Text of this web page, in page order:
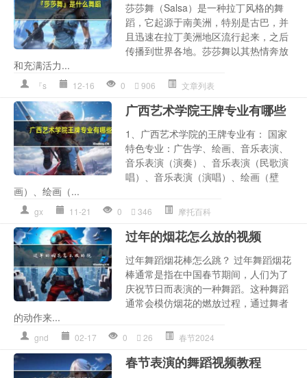
莎莎舞（Salsa）是一种拉丁风格的舞
蹈，它起源于南美洲，特别是古巴，并
且迅速在拉丁美洲地区流行起来，之后
传播到世界各地。莎莎舞以其热情奔放
和充满活力...
『s 12-16 0 906 文章列表
广西艺术学院王牌专业有哪些
1、广西艺术学院的王牌专业有： 国家
特色专业：广告学、绘画、音乐表演、
音乐表演（演奏）、音乐表演（民歌演
唱）、音乐表演（演唱）、绘画（壁
画）、绘画（...
gx 11-21 0 346 摩托百科
过年的烟花怎么放的视频
过年舞蹈烟花棒怎么跳？ 过年舞蹈烟花
棒通常是指在中国春节期间，人们为了
庆祝节日而表演的一种舞蹈。这种舞蹈
通常会模仿烟花的燃放过程，通过舞者
的动作来...
gnd 02-17 0 26 春节2024
春节表演的舞蹈视频教程